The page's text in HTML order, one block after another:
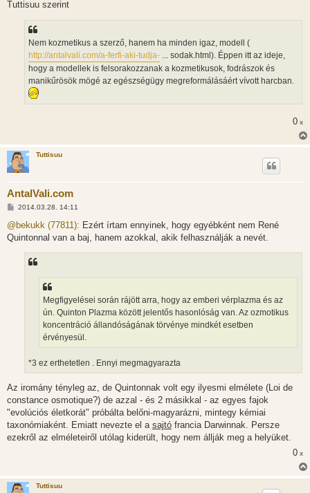
Tuttisuu szerint
Nem kozmetikus a szerző, hanem ha minden igaz, modell (
http://antalvali.com/a-ferfi-aki-tudja- ... sodak.html). Éppen itt az ideje,
hogy a modellek is felsorakozzanak a kozmetikusok, fodrászok és
manikűrösök mögé az egészségügy megreformálásáért vívott harcban.
0 x
Tuttisuu
AntalVali.com
H
z
á
2014.03.28. 14:11
@bekukk (77811): Ezért írtam ennyinek, hogy egyébként nem René
Quintonnal van a baj, hanem azokkal, akik felhasználják a nevét.
Megfigyelései során rájött arra, hogy az emberi vérplazma és az
ún. Quinton Plazma között jelentős hasonlóság van. Az ozmotikus
koncentráció állandóságának törvénye mindkét esetben
érvényesül.
*3 ez erthetetlen . Ennyi megmagyarazta
Az iromány tényleg az, de Quintonnak volt egy ilyesmi elmélete (Loi de
constance osmotique?) de azzal - és 2 másikkal - az egyes fajok
"evolúciós életkorát" próbálta belőni-magyarázni, mintegy kémiai
taxonómiaként. Emiatt nevezte el a sajtó francia Darwinnak. Persze
ezekről az elméleteiről utólag kiderült, hogy nem állják meg a helyüket.
0 x
Tuttisuu